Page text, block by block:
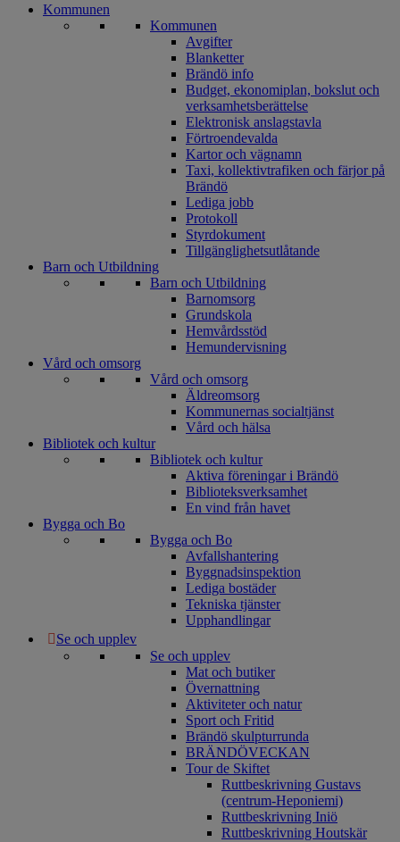
Kommunen
Kommunen
Avgifter
Blanketter
Brändö info
Budget, ekonomiplan, bokslut och
verksamhetsberättelse
Elektronisk anslagstavla
Förtroendevalda
Kartor och vägnamn
Taxi, kollektivtrafiken och färjor på
Brändö
Lediga jobb
Protokoll
Styrdokument
Tillgänglighetsutlåtande
Barn och Utbildning
Barn och Utbildning
Barnomsorg
Grundskola
Hemvårdsstöd
Hemundervisning
Vård och omsorg
Vård och omsorg
Äldreomsorg
Kommunernas socialtjänst
Vård och hälsa
Bibliotek och kultur
Bibliotek och kultur
Aktiva föreningar i Brändö
Biblioteksverksamhet
En vind från havet
Bygga och Bo
Bygga och Bo
Avfallshantering
Byggnadsinspektion
Lediga bostäder
Tekniska tjänster
Upphandlingar
Se och upplev
Se och upplev
Mat och butiker
Övernattning
Aktiviteter och natur
Sport och Fritid
Brändö skulpturrunda
BRÄNDÖVECKAN
Tour de Skiftet
Ruttbeskrivning Gustavs
(centrum-Heponiemi)
Ruttbeskrivning Iniö
Ruttbeskrivning Houtskär